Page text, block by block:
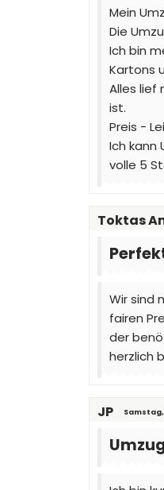
Mein
Die
Ich bin
Kartons
Alles lief
ist.
Preis -
Ich kann
volle 5
Toktas
Wir sind
fairen
der
herzlich
JP Samstag,